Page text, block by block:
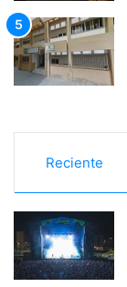
Reciente